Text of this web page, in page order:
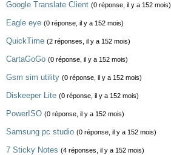
Google Translate Client (0 réponse, il y a 152 mois)
Eagle eye (0 réponse, il y a 152 mois)
QuickTime (2 réponses, il y a 152 mois)
CartaGoGo (0 réponse, il y a 152 mois)
Gsm sim utility (0 réponse, il y a 152 mois)
Diskeeper Lite (0 réponse, il y a 152 mois)
PowerISO (0 réponse, il y a 152 mois)
Samsung pc studio (0 réponse, il y a 152 mois)
7 Sticky Notes (4 réponses, il y a 152 mois)